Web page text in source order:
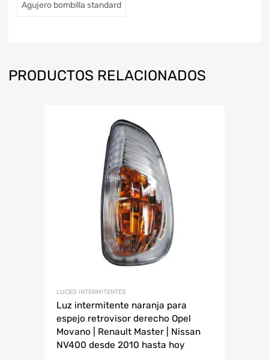
Agujero bombilla standard
PRODUCTOS RELACIONADOS
LUCES INTERMITENTES
Luz intermitente naranja para
espejo retrovisor derecho Opel
Movano | Renault Master | Nissan
NV400 desde 2010 hasta hoy